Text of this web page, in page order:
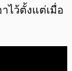
ไว้ตั้งแต่เมื่อ